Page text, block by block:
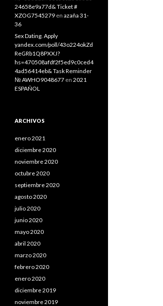
24658e9a77d& Ticket #
XZOG7545279 en azaña 31-
36
Sex Dating. Apply
yandex.com/poll/43o224okZd
ReGRb1Q8PXXJ?
hs=470508afdf2f5ed9c0ced4
4ad56414eb& Task Reminder
№ AWHO9048677 en 2021
ESPAÑOL
ARCHIVOS
enero 2021
diciembre 2020
noviembre 2020
octubre 2020
septiembre 2020
agosto 2020
julio 2020
junio 2020
mayo 2020
abril 2020
marzo 2020
febrero 2020
enero 2020
diciembre 2019
noviembre 2019